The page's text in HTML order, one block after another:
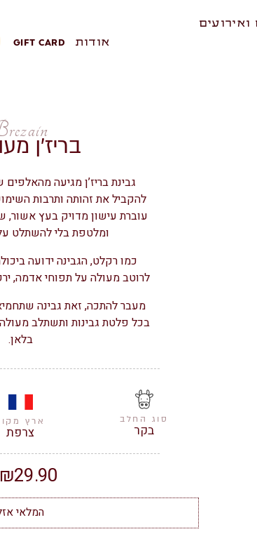
אודות GIFT CARD
בריז’ן
גבינת בריז’ן מגיעה
להקביל את זהותה ותרבות
עוברת עישון מדויק בעץ אשור,
ומלטפת בלי להשתלט
כמו רקלט, הגבינה ידועה
לרוטב מעולה על תפוחי אדמה,
מעבר להתכה, זאת גבינה
בכל פלטת גבינות ותשתלב מעולה
בלאן.
סוג החלב
בקר
ארץ
צרפת
₪29.90
המלאי